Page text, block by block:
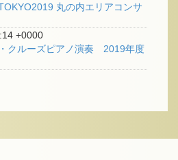
丸の内エリアコンサ
+0000
クルーズピアノ演奏 2019年度